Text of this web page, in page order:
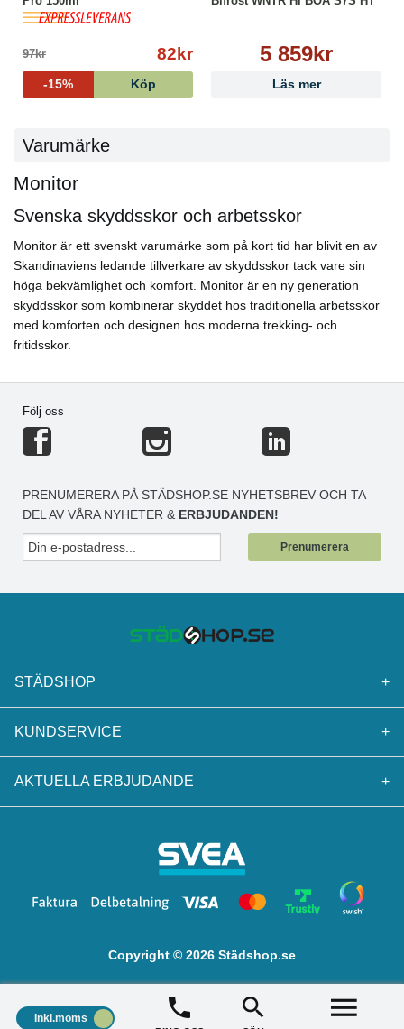
97kr 82kr
-15% Köp
5 859kr
Läs mer
Varumärke
Monitor
Svenska skyddsskor och arbetsskor
Monitor är ett svenskt varumärke som på kort tid har blivit en av
Skandinaviens ledande tillverkare av skyddsskor tack vare sin
höga bekvämlighet och komfort. Monitor är en ny generation
skyddsskor som kombinerar skyddet hos traditionella arbetsskor
med komforten och designen hos moderna trekking- och
fritidsskor.
Följ oss
PRENUMERERA PÅ STÄDSHOP.SE NYHETSBREV OCH TA
DEL AV VÅRA NYHETER & ERBJUDANDEN!
Prenumerera
STÄDSHOP +
KUNDSERVICE +
AKTUELLA ERBJUDANDE +
Copyright © 2026 Städshop.se
Inkl.moms